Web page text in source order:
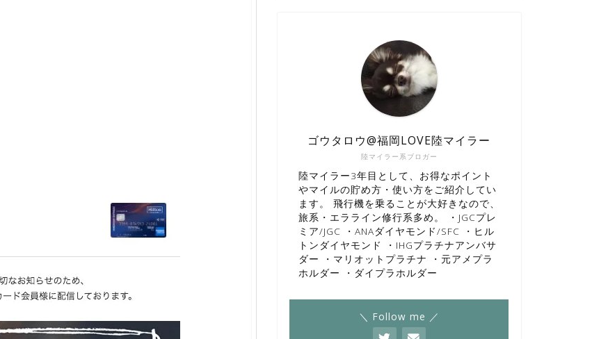
陸マイラー系ブロガー
ゴウタロウ@福岡LOVE陸マイラー
陸マイラー3年目として、お得なポイント
やマイルの貯め方・使い方をご紹介してい
ます。 飛行機を乗ることが大好きなので、
旅系・エラライン修行系多め。 ・JGCプレ
ミア/JGC ・ANAダイヤモンド/SFC ・ヒル
トンダイヤモンド ・IHGプラチナアンバサ
ダー ・マリオットプラチナ ・元アメプラ
ホルダー ・ダイプラホルダー
＼ Follow me ／